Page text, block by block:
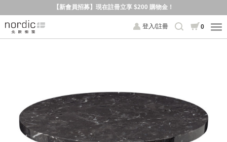
【新會員招募】現在註冊立享 $200 購物金！
登入/註冊 0